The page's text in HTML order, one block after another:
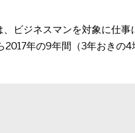
ビジネスマンを対象に仕
年の9年間（3年おきの4